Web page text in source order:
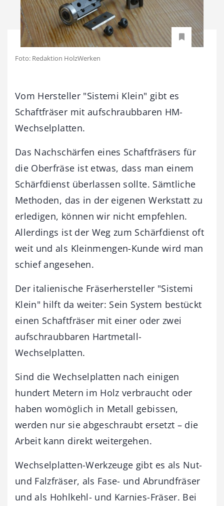
Foto: Redaktion HolzWerken
Vom Hersteller "Sistemi Klein" gibt es
Schaftfräser mit aufschraubbaren HM-
Wechselplatten.
Das Nachschärfen eines Schaftfräsers für
die Oberfräse ist etwas, dass man einem
Schärfdienst überlassen sollte. Sämtliche
Methoden, das in der eigenen Werkstatt zu
erledigen, können wir nicht empfehlen.
Allerdings ist der Weg zum Schärfdienst oft
weit und als Kleinmengen-Kunde wird man
schief angesehen.
Der italienische Fräserhersteller "Sistemi
Klein" hilft da weiter: Sein System bestückt
einen Schaftfräser mit einer oder zwei
aufschraubbaren Hartmetall-
Wechselplatten.
Sind die Wechselplatten nach einigen
hundert Metern im Holz verbraucht oder
haben womöglich in Metall gebissen,
werden nur sie abgeschraubt ersetzt – die
Arbeit kann direkt weitergehen.
Wechselplatten-Werkzeuge gibt es als Nut-
und Falzfräser, als Fase- und Abrundfräser
und als Hohlkehl- und Karnies-Fräser. Bei